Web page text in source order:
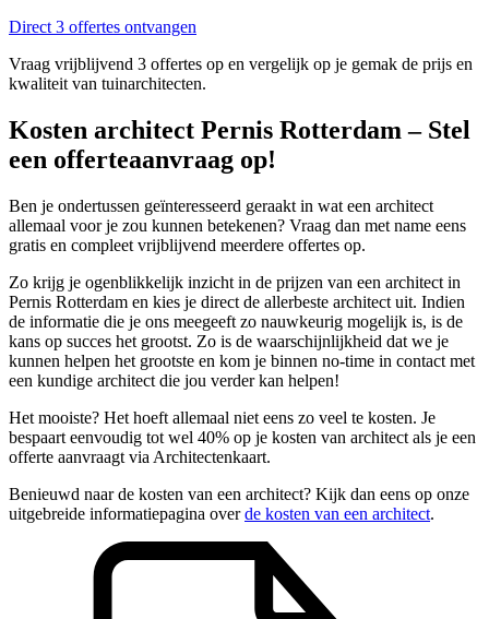
Direct 3 offertes ontvangen
Vraag vrijblijvend 3 offertes op en vergelijk op je gemak de prijs en
kwaliteit van tuinarchitecten.
Kosten architect Pernis Rotterdam – Stel
een offerteaanvraag op!
Ben je ondertussen geïnteresseerd geraakt in wat een architect
allemaal voor je zou kunnen betekenen? Vraag dan met name eens
gratis en compleet vrijblijvend meerdere offertes op.
Zo krijg je ogenblikkelijk inzicht in de prijzen van een architect in
Pernis Rotterdam en kies je direct de allerbeste architect uit. Indien
de informatie die je ons meegeeft zo nauwkeurig mogelijk is, is de
kans op succes het grootst. Zo is de waarschijnlijkheid dat we je
kunnen helpen het grootste en kom je binnen no-time in contact met
een kundige architect die jou verder kan helpen!
Het mooiste? Het hoeft allemaal niet eens zo veel te kosten. Je
bespaart eenvoudig tot wel 40% op je kosten van architect als je een
offerte aanvraagt via Architectenkaart.
Benieuwd naar de kosten van een architect? Kijk dan eens op onze
uitgebreide informatiepagina overde kosten van een architect.